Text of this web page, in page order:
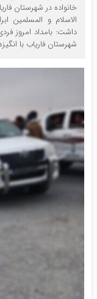
خانواده در شهرستان
الاسلام و المسلمین
شهرستان فاریاب با